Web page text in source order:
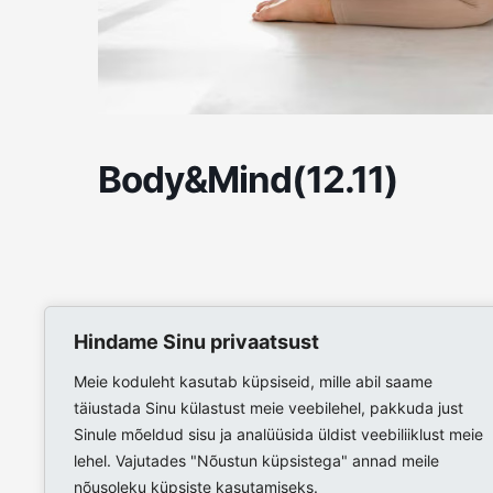
Hindame Sinu privaatsust
Meie koduleht kasutab küpsiseid, mille abil saame
täiustada Sinu külastust meie veebilehel, pakkuda just
Sinule mõeldud sisu ja analüüsida üldist veebiliiklust meie
lehel. Vajutades "Nõustun küpsistega" annad meile
nõusoleku küpsiste kasutamiseks.
Body&Mind(12.11)